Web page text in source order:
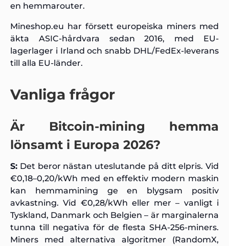
en hemmarouter.
Mineshop.eu har försett europeiska miners med
äkta ASIC-hårdvara sedan 2016, med EU-
lagerlager i Irland och snabb DHL/FedEx-leverans
till alla EU-länder.
Vanliga frågor
Är Bitcoin-mining hemma
lönsamt i Europa 2026?
S: Det beror nästan uteslutande på ditt elpris. Vid
€0,18–0,20/kWh med en effektiv modern maskin
kan hemmamining ge en blygsam positiv
avkastning. Vid €0,28/kWh eller mer – vanligt i
Tyskland, Danmark och Belgien – är marginalerna
tunna till negativa för de flesta SHA-256-miners.
Miners med alternativa algoritmer (RandomX,